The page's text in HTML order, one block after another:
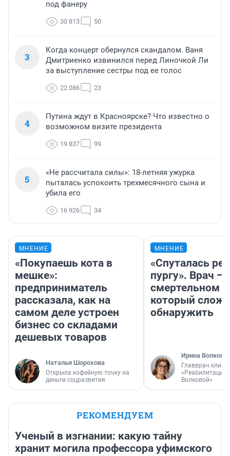
под фанеру
30 813 50
3
Когда концерт обернулся скандалом. Ваня
Дмитриенко извинился перед Линочкой Ли
за выступление сестры под ее голос
22 086 23
4
Путина ждут в Красноярске? Что известно о
возможном визите президента
19 837 99
5
«Не рассчитала силы»: 18-летняя ужурка
пыталась успокоить трехмесячного сына и
убила его
16 926 34
МНЕНИЕ
«Покупаешь кота в
мешке»:
предприниматель
рассказала, как на
самом деле устроен
бизнес со складами
дешевых товаров
Наталья Шорохова
Открыла кофейную точку на
деньги соцразвития
МНЕНИЕ
«Спуталась
пургу». Врач —
смертельном
который
обнаружить
Ирина Волкова
Главврач
«Реабилитация
Волковой»
РЕКОМЕНДУЕМ
Ученый в изгнании: какую тайну
хранит могила профессора уфимского